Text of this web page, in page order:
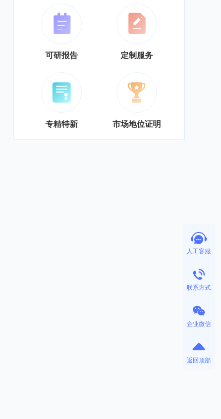
可研报告 定制服务
专精特新 市场地位证明
人工客服
联系方式
企业微信
返回顶部